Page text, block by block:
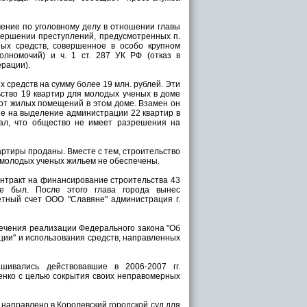
по уголовному делу в отношении главы
преступлений, предусмотренных п.
средств, совершенное в особо крупном
и ч. 1 ст. 287 УК РФ (отказ в
на сумму более 19 млн. рублей. Эти
19 квартир для молодых ученых в доме
жилых помещений в этом доме. Взамен он
на выделение администрации 22 квартир в
что общество не имеет разрешения на
проданы. Вместе с тем, строительство
ученых жильем не обеспечены.
на финансирование строительства 43
был. После этого глава города вынес
счет ООО "Славяне" администрация г.
реализации Федерального закона "Об
и использования средств, направленных
действовавшие в 2006-2007 гг.
с целью сокрытия своих неправомерных
в Королевский городской суд для